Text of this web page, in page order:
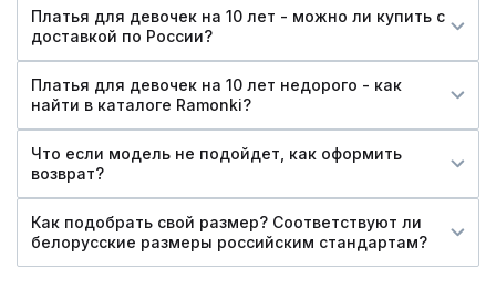
Платья для девочек на 10 лет - можно ли купить c
доставкой по России?
Платья для девочек на 10 лет недорого - как
найти в каталоге Ramonki?
Что если модель не подойдет, как оформить
возврат?
Как подобрать свой размер? Соответствуют ли
белорусские размеры российским стандартам?